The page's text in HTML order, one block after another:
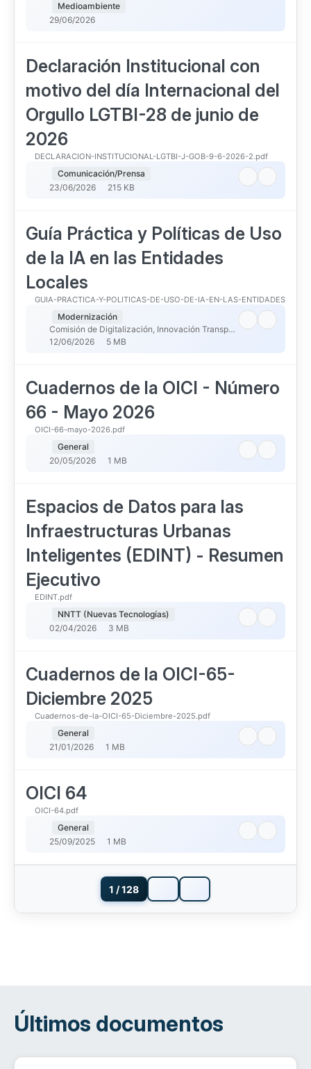
Medioambiente
29/06/2026
Declaración Institucional con
motivo del día Internacional del
Orgullo LGTBI-28 de junio de
2026
DECLARACION-INSTITUCIONAL-LGTBI-J-GOB-9-6-2026-2.pdf
Comunicación/Prensa
23/06/2026
215 KB
Guía Práctica y Políticas de Uso
de la IA en las Entidades
Locales
GUIA-PRACTICA-Y-POLITICAS-DE-USO-DE-IA-EN-LAS-ENTIDADES-
Modernización
Comisión de Digitalización, Innovación Transparencia Participación Ciudadana y Buen Gobierno Local
12/06/2026
5 MB
Cuadernos de la OICI - Número
66 - Mayo 2026
OICI-66-mayo-2026.pdf
General
20/05/2026
1 MB
Espacios de Datos para las
Infraestructuras Urbanas
Inteligentes (EDINT) - Resumen
Ejecutivo
EDINT.pdf
NNTT (Nuevas Tecnologías)
02/04/2026
3 MB
Cuadernos de la OICI-65-
Diciembre 2025
Cuadernos-de-la-OICI-65-Diciembre-2025.pdf
General
21/01/2026
1 MB
OICI 64
OICI-64.pdf
General
25/09/2025
1 MB
1 / 128
Últimos documentos